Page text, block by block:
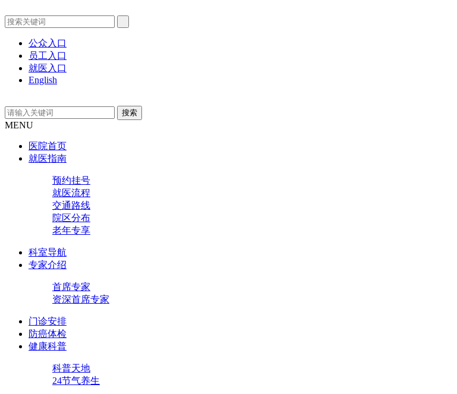
公众入口
员工入口
就医入口
English
MENU
医院首页
就医指南
预约挂号
就医流程
交通路线
院区分布
老年专享
科室导航
专家介绍
首席专家
资深首席专家
门诊安排
防癌体检
健康科普
科普天地
24节气养生